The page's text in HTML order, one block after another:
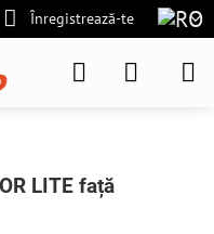
Înregistrează-te
LITE față